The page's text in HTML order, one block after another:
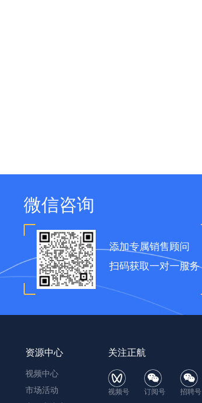
微信咨询
添加专属销售顾问
扫码获取一对一服务
资源中心
视频中心
市场活动
关注正航
视频号 订阅号 招聘号